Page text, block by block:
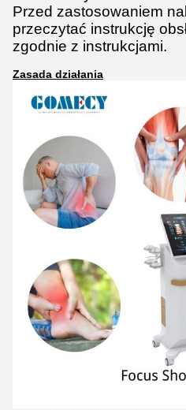
Przed zastosowaniem
przeczytać instrukcję
zgodnie z instrukcjami.
Zasada działania